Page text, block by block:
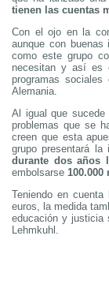
tienen las cuentas
Con el ojo en la
aunque con
como este grupo
necesitan y así es
programas
Alemania.
Al igual que
problemas que se
creen que esta
grupo presentará
durante dos años
embolsarse 100.000
Teniendo en
euros, la medida
educación y justicia
Lehmkuhl.